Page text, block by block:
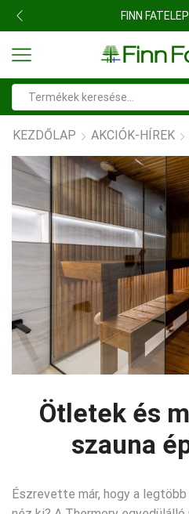
FINN
KEZDŐLAP AKCIÓK-HÍREK
Ötletek és
szauna
Észrevette már, hogy a legtöbb